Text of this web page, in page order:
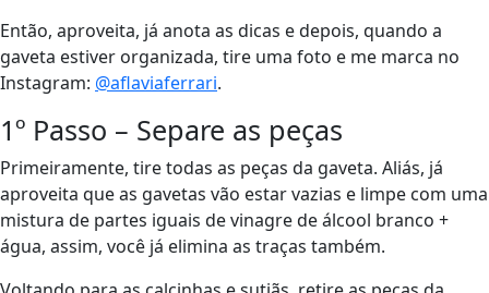
Então, aproveita, já anota as dicas e depois, quando a
gaveta estiver organizada, tire uma foto e me marca no
Instagram: @aflaviaferrari.
1º Passo – Separe as peças
Primeiramente, tire todas as peças da gaveta. Aliás, já
aproveita que as gavetas vão estar vazias e limpe com uma
mistura de partes iguais de vinagre de álcool branco +
água, assim, você já elimina as traças também.